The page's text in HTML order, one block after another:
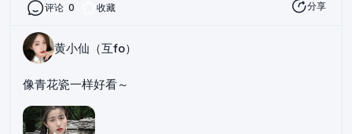
评论 0 收藏 分享
黄小仙（互fo）
像青花瓷一样好看～